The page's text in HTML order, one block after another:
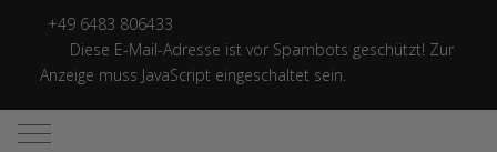
+49 6483 806433
Diese E-Mail-Adresse ist vor Spambots geschützt! Zur
Anzeige muss JavaScript eingeschaltet sein.
Mobile Menu Toggle